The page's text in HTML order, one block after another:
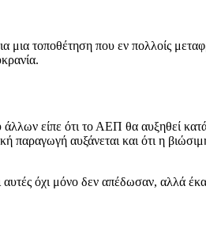
τοποθέτηση που εν πολλοίς
είπε ότι το ΑΕΠ θα αυξηθεί
παραγωγή αυξάνεται και ότι η
όχι μόνο δεν απέδωσαν, αλλά